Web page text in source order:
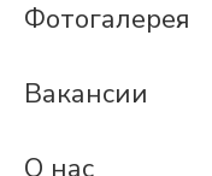
Фотогалерея
Вакансии
О нас